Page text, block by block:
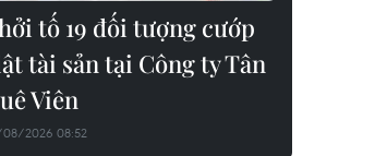
tố 19 đối tượng cướp
tài sản tại Công ty Tân
Viên
2026 08:52